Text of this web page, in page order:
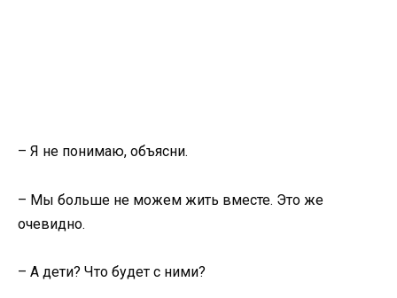
– Я не понимаю, объясни.
– Мы больше не можем жить вместе. Это же
очевидно.
– А дети? Что будет с ними?